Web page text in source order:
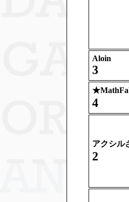
Aloin
3
★
4
アクシル
2